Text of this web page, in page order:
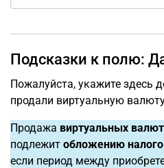
Подсказки к полю:
Пожалуйста, укажите здесь
продали виртуальную
Продажа виртуальных
подлежит обложению
если период между